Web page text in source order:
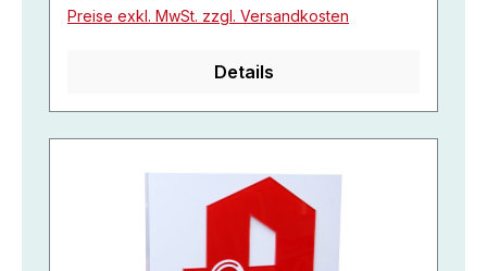
Preise exkl. MwSt. zzgl. Versandkosten
Details